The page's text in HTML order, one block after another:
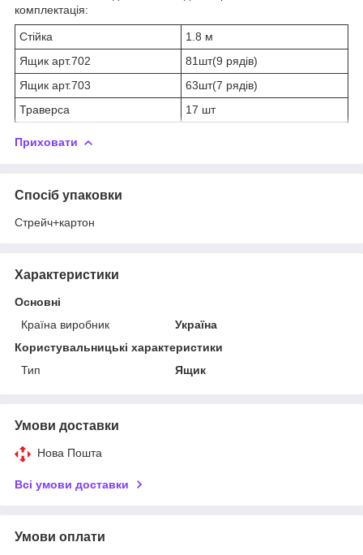
комплектація:
Стійка
1.8 м
Ящик арт.702
81шт(9 рядів)
Ящик арт.703
63шт(7 рядів)
Траверса
17 шт
Приховати
Спосіб упаковки
Стрейч+картон
Характеристики
Основні
Країна виробник
Україна
Користувальницькі характеристики
Тип
Ящик
Умови доставки
Нова Пошта
Всі умови доставки
Умови оплати